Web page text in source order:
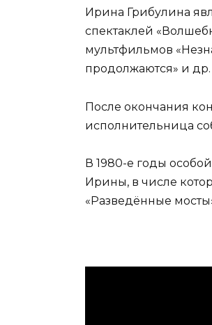
Ирина Грибулина
спектаклей
мультфильмов
продолжаются» и др.
После окончания
исполнительница
В 1980-е годы
Ирины, в числе
«Разведённые